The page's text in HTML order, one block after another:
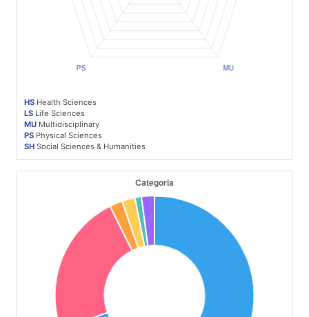
HS Health Sciences
LS Life Sciences
MU Multidisciplinary
PS Physical Sciences
SH Social Sciences & Humanities